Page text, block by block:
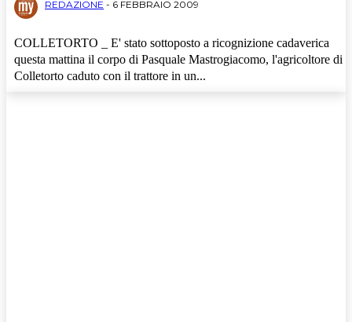
REDAZIONE - 6 FEBBRAIO 2009
COLLETORTO _ E' stato sottoposto a ricognizione cadaverica
questa mattina il corpo di Pasquale Mastrogiacomo, l'agricoltore di
Colletorto caduto con il trattore in un...